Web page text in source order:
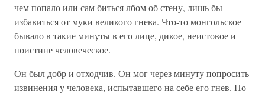
чем попало или сам биться лбом об стену, лишь бы
избавиться от муки великого гнева. Что-то монгольское
бывало в такие минуты в его лице, дикое, неистовое и
поистине человеческое.
Он был добр и отходчив. Он мог через минуту попросить
извинения у человека, испытавшего на себе его гнев. Но